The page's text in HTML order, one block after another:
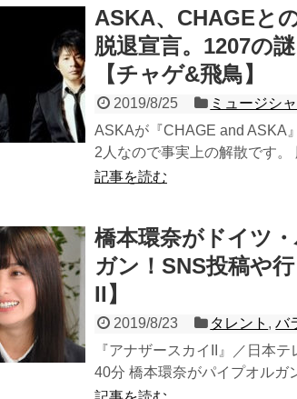
ASKA、CHAGEと
脱退宣言。1207の
【チャゲ&飛鳥】
2019/8/25
ミュージシ
ASKAが『CHAGE and ASKA
2人なので事実上の解散です。
記事を読む
橋本環奈がドイツ
ガン！SNS投稿や
II】
2019/8/23 タレント ,バ
『アナザースカイII』／日本
40分 橋本環奈がパイプオルガ